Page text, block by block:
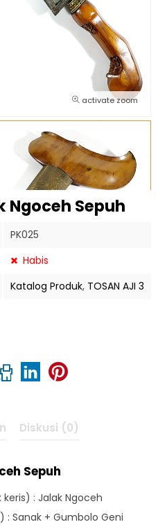
activate zoom
Ngoceh Sepuh
PK025
Habis
Katalog Produk, TOSAN AJI 3
Diskusi (0)
Sepuh
: Jalak Ngoceh
Sanak + Gumbolo Geni